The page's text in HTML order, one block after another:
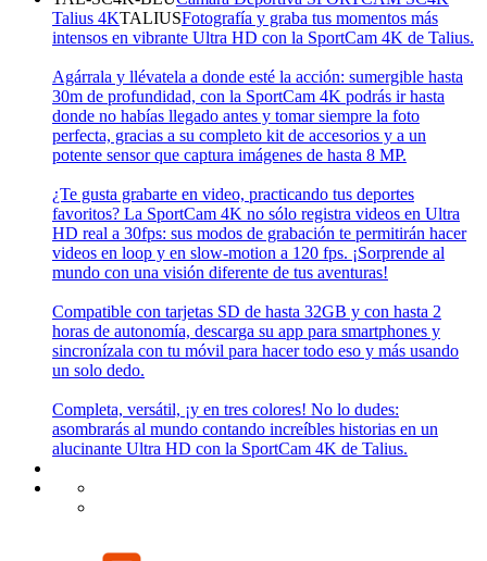
Talius 4KTALIUSFotografía y graba tus momentos más
intensos en vibrante Ultra HD con la SportCam 4K de Talius.
Agárrala y llévatela a donde esté la acción: sumergible hasta
30m de profundidad, con la SportCam 4K podrás ir hasta
donde no habías llegado antes y tomar siempre la foto
perfecta, gracias a su completo kit de accesorios y a un
potente sensor que captura imágenes de hasta 8 MP.
¿Te gusta grabarte en video, practicando tus deportes
favoritos? La SportCam 4K no sólo registra videos en Ultra
HD real a 30fps: sus modos de grabación te permitirán hacer
videos en loop y en slow-motion a 120 fps. ¡Sorprende al
mundo con una visión diferente de tus aventuras!
Compatible con tarjetas SD de hasta 32GB y con hasta 2
horas de autonomía, descarga su app para smartphones y
sincronízala con tu móvil para hacer todo eso y más usando
un solo dedo.
Completa, versátil, ¡y en tres colores! No lo dudes:
asombrarás al mundo contando increíbles historias en un
alucinante Ultra HD con la SportCam 4K de Talius.